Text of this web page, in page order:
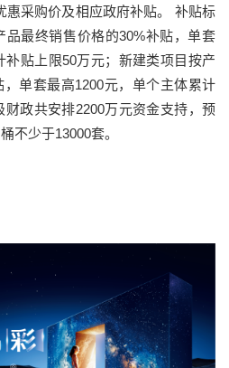
惠采购价及相应政府补贴。 补贴标
品最终销售价格的30%补贴，单套
补贴上限50万元；新建类项目按产
单套最高1200元，单个主体累计
政共安排2200万元资金支持，预
不少于13000套。